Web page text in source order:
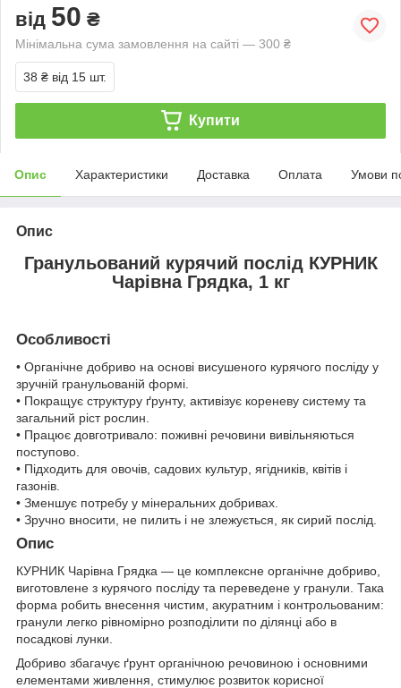
від 50 ₴
Мінімальна сума замовлення на сайті — 300 ₴
38 ₴ від 15 шт.
Купити
Опис Характеристики Доставка Оплата Умови
Опис
Гранульований курячий послід КУРНИК
Чарівна Грядка, 1 кг
Особливості
• Органічне добриво на основі висушеного курячого посліду у
зручній гранульованій формі.
• Покращує структуру ґрунту, активізує кореневу систему та
загальний ріст рослин.
• Працює довготривало: поживні речовини вивільняються
поступово.
• Підходить для овочів, садових культур, ягідників, квітів і
газонів.
• Зменшує потребу у мінеральних добривах.
• Зручно вносити, не пилить і не злежується, як сирий послід.
Опис
КУРНИК Чарівна Грядка — це комплексне органічне добриво,
виготовлене з курячого посліду та переведене у гранули. Така
форма робить внесення чистим, акуратним і контрольованим:
гранули легко рівномірно розподілити по ділянці або в
посадкові лунки.
Добриво збагачує ґрунт органічною речовиною і основними
елементами живлення, стимулює розвиток корисної